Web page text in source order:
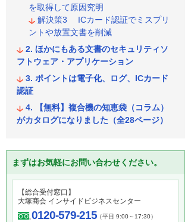
を取得して原因究明
解決策3 ICカード認証でミスプリ
ントや放置文書を削減
ほかにもある文書のセキュリティソ
フトウェア・アプリケーション
ポイントは電子化、ログ、ICカード
認証
【無料】複合機の知恵袋（コラム）
がカタログになりました（全28ページ）
まずはお気軽にお問い合わせください。
【総合受付窓口】
大塚商会 インサイドビジネスセンター
0120-579-215（平日 9:00～17:30）